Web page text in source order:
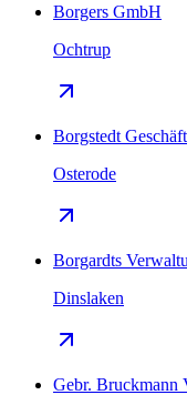
Borgers GmbH
Ochtrup
Borgstedt
Osterode
Borgardts
Dinslaken
Gebr. Bruckmann